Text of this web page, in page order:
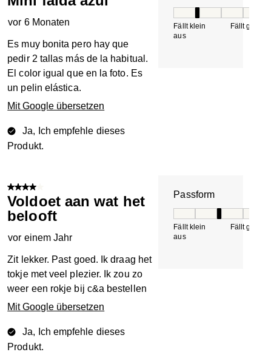
vor 6 Monaten
Es muy bonita pero hay que
pedir 2 tallas más de la habitual.
El color igual que en la foto. Es
un pelin elástica.
Mit Google übersetzen
Ja, Ich empfehle dieses
Produkt.
Fällt klein
aus
Fällt
4 von 5 Sternen.
Voldoet aan wat het
belooft
vor einem Jahr
Zit lekker. Past goed. Ik draag het
tokje met veel plezier. Ik zou zo
weer een rokje bij c&a bestellen
Mit Google übersetzen
Ja, Ich empfehle dieses
Produkt.
Passform
Fällt klein
aus
Fällt